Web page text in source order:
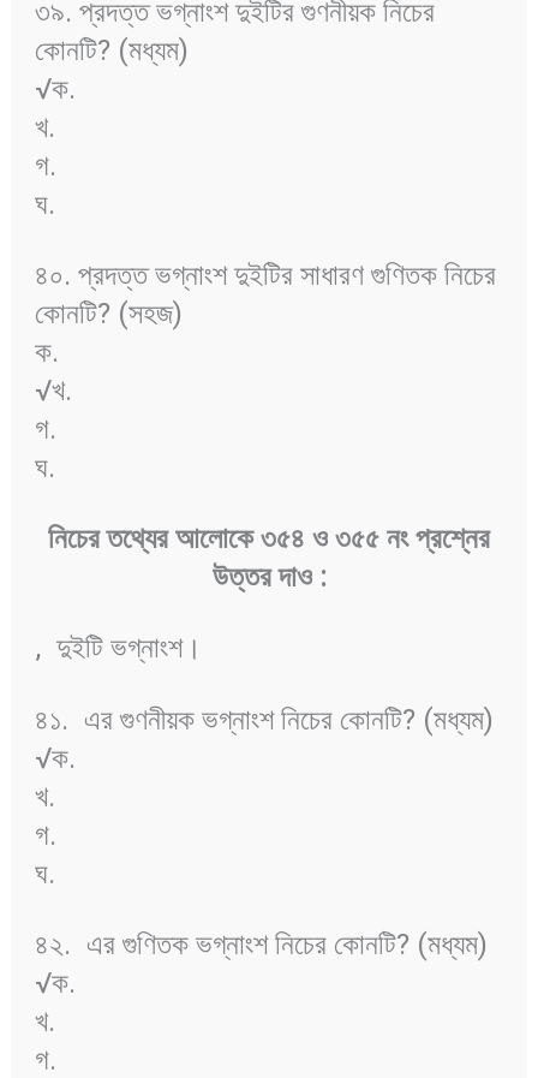
৩৯. প্রদত্ত ভগ্নাংশ দুইটির গুণনীয়ক নিচের
কোনটি? (মধ্যম)
√ক.
খ.
গ.
ঘ.
৪০. প্রদত্ত ভগ্নাংশ দুইটির সাধারণ গুণিতক নিচের
কোনটি? (সহজ)
ক.
√খ.
গ.
ঘ.
নিচের তথ্যের আলোকে ৩৫৪ ও ৩৫৫ নং প্রশ্নের
উত্তর দাও:
, দুইটি ভগ্নাংশ।
৪১. এর গুণনীয়ক ভগ্নাংশ নিচের কোনটি? (মধ্যম)
√ক.
খ.
গ.
ঘ.
৪২. এর গুণিতক ভগ্নাংশ নিচের কোনটি? (মধ্যম)
√ক.
খ.
গ.